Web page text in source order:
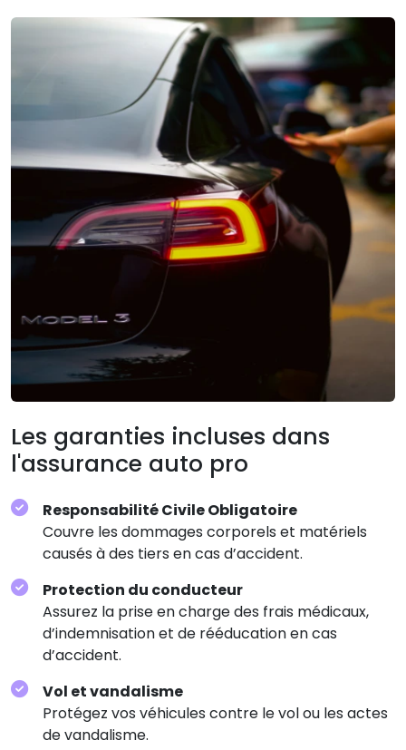
Les garanties incluses dans
l'assurance auto pro
Responsabilité Civile Obligatoire
Couvre les dommages corporels et matériels
causés à des tiers en cas d’accident.
Protection du conducteur
Assurez la prise en charge des frais médicaux,
d’indemnisation et de rééducation en cas
d’accident.
Vol et vandalisme
Protégez vos véhicules contre le vol ou les actes
de vandalisme.